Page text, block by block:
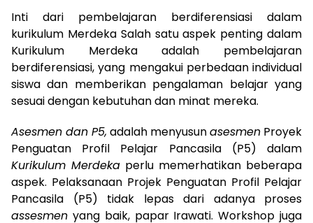
Inti dari pembelajaran berdiferensiasi dalam
kurikulum Merdeka Salah satu aspek penting dalam
Kurikulum Merdeka adalah pembelajaran
berdiferensiasi, yang mengakui perbedaan individual
siswa dan memberikan pengalaman belajar yang
sesuai dengan kebutuhan dan minat mereka.
Asesmen dan P5, adalah menyusunasesmen Proyek
Penguatan Profil Pelajar Pancasila (P5) dalam
Kurikulum Merdeka perlu memerhatikan beberapa
aspek. Pelaksanaan Projek Penguatan Profil Pelajar
Pancasila (P5) tidak lepas dari adanya proses
assesmen yang baik, papar Irawati. Workshop juga